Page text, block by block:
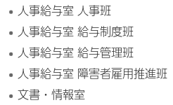
人事給与室 人事班
人事給与室 給与制度班
人事給与室 給与管理班
人事給与室 障害者雇用推進班
文書・情報室